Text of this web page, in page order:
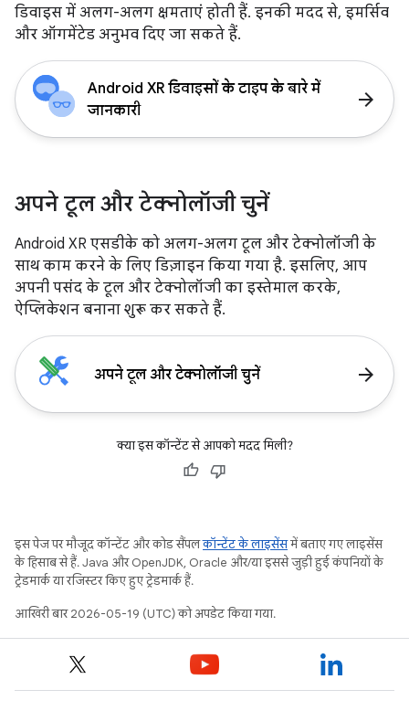
डिवाइस में अलग-अलग क्षमताएं होती हैं. इनकी मदद से, इमर्सिव
और ऑगमेंटेड अनुभव दिए जा सकते हैं.
Android XR डिवाइसों के टाइप के बारे में
जानकारी
arrow_forward
अपने टूल और टेक्नोलॉजी चुनें
Android XR एसडीके को अलग-अलग टूल और टेक्नोलॉजी के
साथ काम करने के लिए डिज़ाइन किया गया है. इसलिए, आप
अपनी पसंद के टूल और टेक्नोलॉजी का इस्तेमाल करके,
ऐप्लिकेशन बनाना शुरू कर सकते हैं.
अपने टूल और टेक्नोलॉजी चुनें arrow_forward
क्या इस कॉन्टेंट से आपको मदद मिली?
इस पेज पर मौजूद कॉन्टेंट और कोड सैंपलकॉन्टेंट के लाइसेंसमें बताए गए लाइसेंस
के हिसाब से हैं. Java और OpenJDK, Oracle और/या इससे जुड़ी हुई कंपनियों के
ट्रेडमार्क या रजिस्टर किए हुए ट्रेडमार्क हैं.
आखिरी बार 2026-05-19 (UTC) को अपडेट किया गया.